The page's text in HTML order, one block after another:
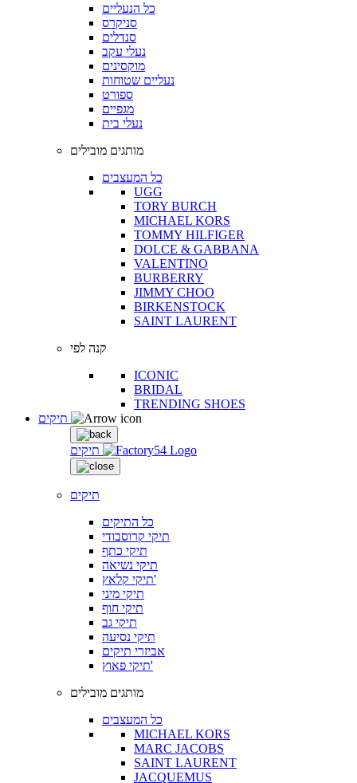
כל הנעליים
סניקרס
סנדלים
נעלי עקב
מוקסינים
נעליים שטוחות
ספורט
מגפיים
נעלי בית
מותגים מובילים
כל המעצבים
UGG
TORY BURCH
MICHAEL KORS
TOMMY HILFIGER
DOLCE & GABBANA
VALENTINO
BURBERRY
JIMMY CHOO
BIRKENSTOCK
SAINT LAURENT
קנה לפי
ICONIC
BRIDAL
TRENDING SHOES
תיקים
תיקים
כל התיקים
תיקי קרוסבודי
תיקי כתף
תיקי נשיאה
תיקי קלאץ'
תיקי מיני
תיקי חוף
תיקי גב
תיקי נסיעה
אביזרי תיקים
תיקי פאוץ'
מותגים מובילים
כל המעצבים
MICHAEL KORS
MARC JACOBS
SAINT LAURENT
JACQUEMUS